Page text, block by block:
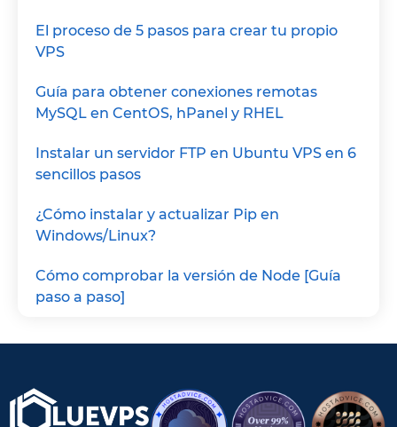
El proceso de 5 pasos para crear tu propio
VPS
Guía para obtener conexiones remotas
MySQL en CentOS, hPanel y RHEL
Instalar un servidor FTP en Ubuntu VPS en 6
sencillos pasos
¿Cómo instalar y actualizar Pip en
Windows/Linux?
Cómo comprobar la versión de Node [Guía
paso a paso]